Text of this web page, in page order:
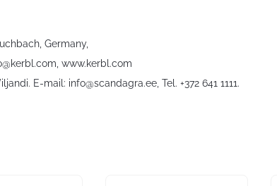
Germany,
, www.kerbl.com
E-mail: info@scandagra.ee , Tel. +372 641 1111.